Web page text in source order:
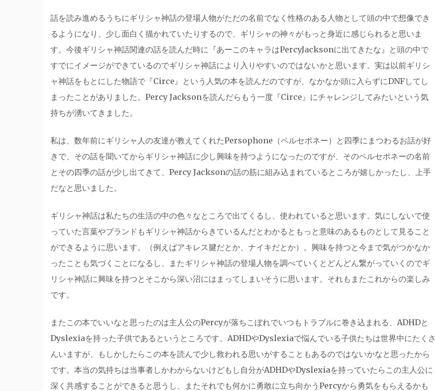
話を読み進めるうちにギリシャ神話の登場人物がただの名前でなく性格のある人物として頭の中で想像でき
るようになり、少し面白く描かれていたりするので、ギリシャの神々がもっと身近に感じられると思いま
す。今後ギリシャ神話関連の話を読んだ時に『あーこのキャラはPercyJacksonに出てきたな』と頭の中で
すでにイメージができているのでギリシャ神話により入りやすいのではないかと思います。実は以前ギリシ
ャ神話をもとにした物語で『Circe』という人気の本を読んだのですが、なかなか頭に入らずにDNFしてし
まったことがありました。Percy Jacksonを読んだらもう一度『Circe』にチャレンジしてみたいという気
持ちが湧いてきました。
私は、数年前にギリシャ人の友達が教えてくれたPersophone（ペルセポネー）と四季にまつわるお話が好
きで、その話を聞いてからギリシャ神話に少し興味を持つようになったのですが、そのペルセポネーの名前
とその四季の話が少し出てきて、Percy Jacksonの話の筋に組み込まれているところが嬉しかったし、上手
だなと思いました。
ギリシャ神話は私たちの生活の中の色々なところで出てくるし、使われていると思います。気にしないで使
っていた言葉やブランドもギリシャ神話からきているんだとわかるともっと意味のあるものとして見ること
ができるように思います。（例えばアキレス腱だとか、ナイキだとか）。興味を持つと今まで気がつかなか
ったことも気づくことになるし、またギリシャ神話の登場人物を調べていくとどんどん繋がっていくのでギ
リシャ神話に興味を持つとそこから深い沼にはまってしまいそうに思います。それもまたこれからの楽しみ
です。
またこの本でいいなと思ったのは主人公のPercyが落ちこぼれでいつもトラブルに巻き込まれる、ADHDと
Dyslexiaを持った子供であるというところです。ADHDやDyslexiaで悩んでいる子供たちは世界中にたくさ
んいますが、もしかしたらこの本を読んで少し救われる思いがすることもあるのではないかなと思ったから
です。本当の気持ちは当事者しかわからないけどもし自分がADHDやDyslexiaを持っていたらこの主人公に
深く共感することができると思うし、またそれでも何かに勇敢に立ち向かうPercyから勇気をもらえるかも